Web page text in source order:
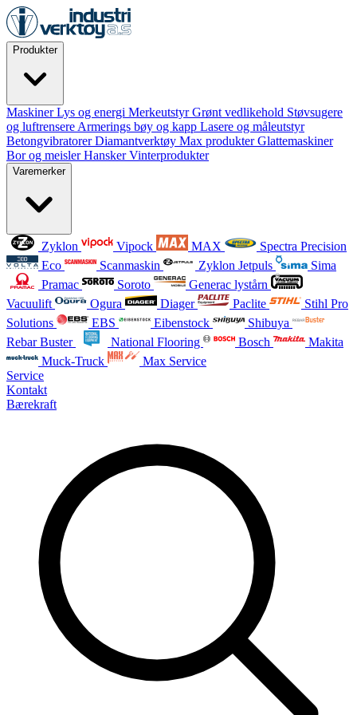
Produkter
MaskinerLys og energi MerkeutstyrGrønt vedlikehold Støvsugere
og luftrensere Armerings bøy og kapp Lasere og måleutstyr
BetongvibratorerDiamantverktøy Max produkterGlattemaskiner
Bor og meislerHanskerVinterprodukter
Varemerker
Zyklon Vipock MAX
Spectra Precision
Eco
Scanmaskin Zyklon Jetpuls
Sima
Pramac
Soroto
Generac lystårn
Vacuulift
Ogura Diager Paclite
Stihl Pro
Solutions
EBS Eibenstock
Shibuya
Rebar Buster
National Flooring Bosch
Makita
Muck-Truck
Max Service
Service
Kontakt
Bærekraft